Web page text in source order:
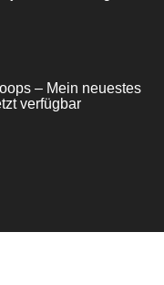
– Mein neuestes
verfügbar